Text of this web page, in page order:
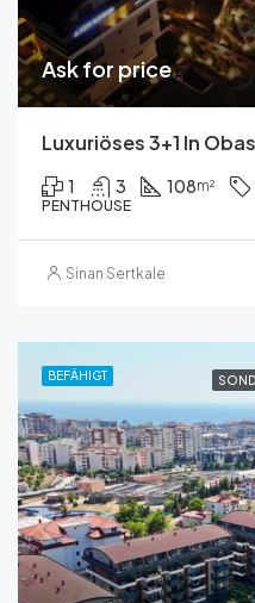
Ask for price
1 3 108m²
PENTHOUSE
Sinan Sertkale
BEFÄHIGT